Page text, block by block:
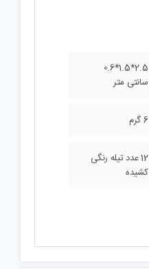
2.5*1.5*0.6
سانتی متر
6 گرم
12 عدد تیله رنگی
کشیده